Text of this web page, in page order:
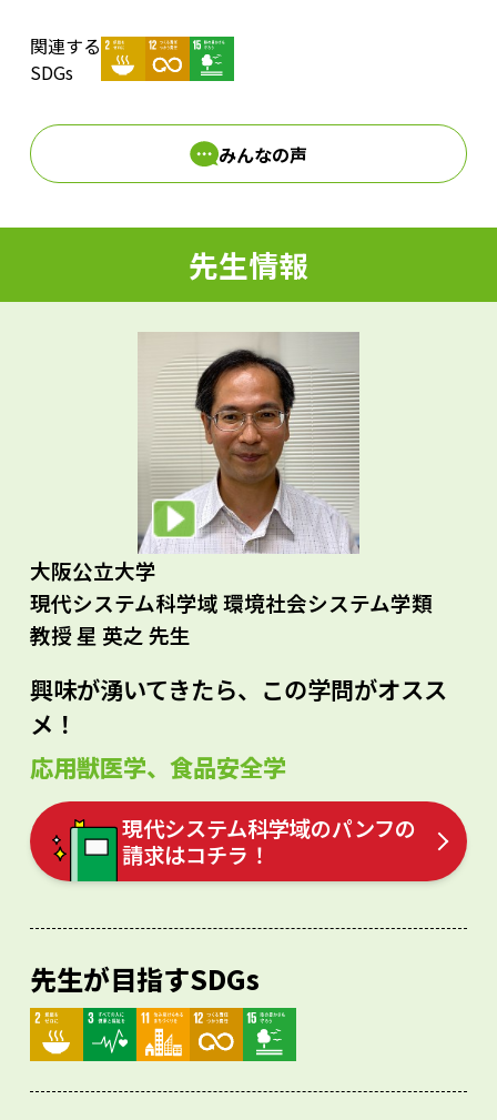
e
o
関連する
SDGs
みんなの声
先生情報
大阪公立大学
現代システム科学域 環境社会システム学類
教授 星 英之 先生
興味が湧いてきたら、この学問がオスス
メ！
応用獣医学、食品安全学
現代システム科学域のパンフの
請求はコチラ！
先生が目指すSDGs